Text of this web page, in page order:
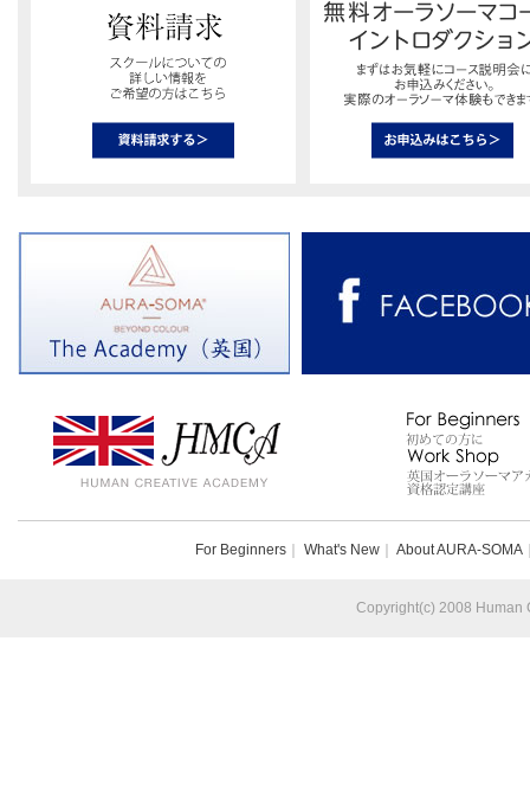
For Beginners What's New About AURA-SOMA
Copyright(c) 2008 Human